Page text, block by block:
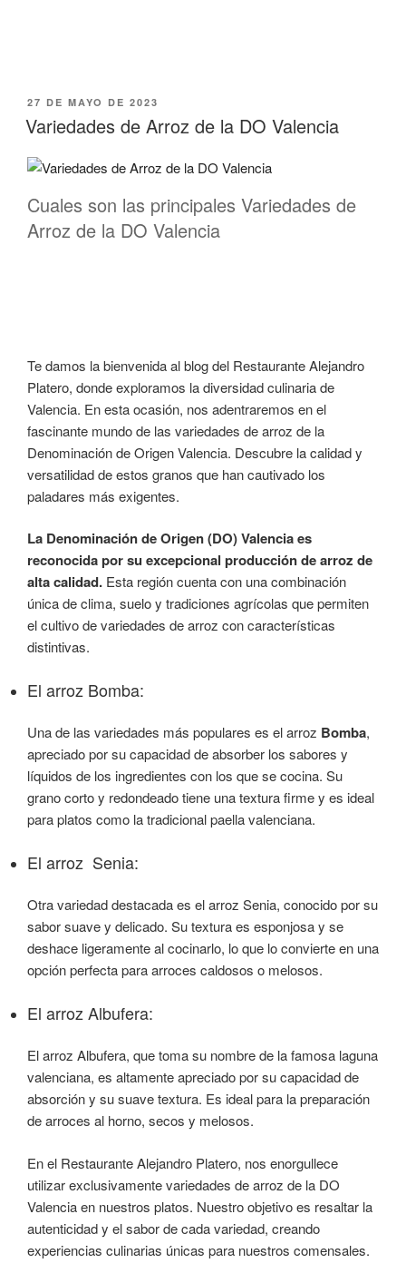
27 DE MAYO DE 2023
Variedades de Arroz de la DO Valencia
Cuales son las principales Variedades de
Arroz de la DO Valencia
Te damos la bienvenida al blog del Restaurante Alejandro
Platero, donde exploramos la diversidad culinaria de
Valencia. En esta ocasión, nos adentraremos en el
fascinante mundo de las variedades de arroz de la
Denominación de Origen Valencia. Descubre la calidad y
versatilidad de estos granos que han cautivado los
paladares más exigentes.
La Denominación de Origen (DO) Valencia es
reconocida por su excepcional producción de arroz de
alta calidad. Esta región cuenta con una combinación
única de clima, suelo y tradiciones agrícolas que permiten
el cultivo de variedades de arroz con características
distintivas.
El arroz Bomba:
Una de las variedades más populares es el arroz Bomba,
apreciado por su capacidad de absorber los sabores y
líquidos de los ingredientes con los que se cocina. Su
grano corto y redondeado tiene una textura firme y es ideal
para platos como la tradicional paella valenciana.
El arroz Senia:
Otra variedad destacada es el arroz Senia, conocido por su
sabor suave y delicado. Su textura es esponjosa y se
deshace ligeramente al cocinarlo, lo que lo convierte en una
opción perfecta para arroces caldosos o melosos.
El arroz Albufera:
El arroz Albufera, que toma su nombre de la famosa laguna
valenciana, es altamente apreciado por su capacidad de
absorción y su suave textura. Es ideal para la preparación
de arroces al horno, secos y melosos.
En el Restaurante Alejandro Platero, nos enorgullece
utilizar exclusivamente variedades de arroz de la DO
Valencia en nuestros platos. Nuestro objetivo es resaltar la
autenticidad y el sabor de cada variedad, creando
experiencias culinarias únicas para nuestros comensales.